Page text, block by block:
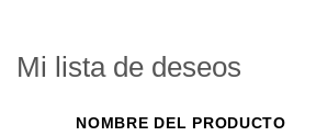
Mi lista de deseos
NOMBRE DEL PRODUCTO